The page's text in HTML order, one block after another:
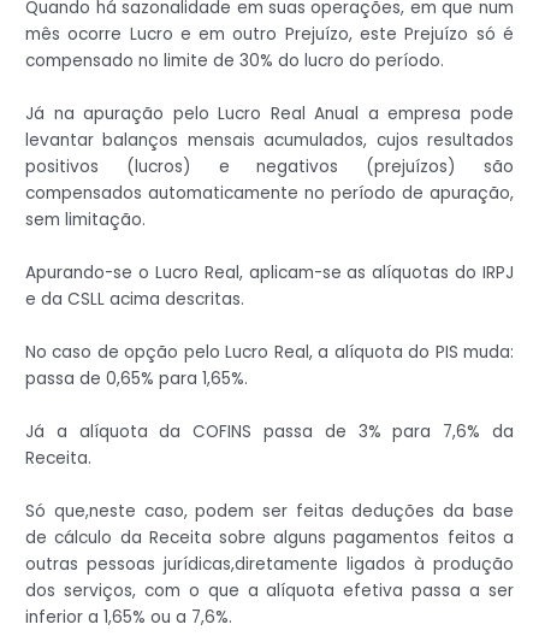
Quando há sazonalidade em suas operações, em que num
mês ocorre Lucro e em outro Prejuízo, este Prejuízo só é
compensado no limite de 30% do lucro do período.
Já na apuração pelo Lucro Real Anual a empresa pode
levantar balanços mensais acumulados, cujos resultados
positivos (lucros) e negativos (prejuízos) são
compensados automaticamente no período de apuração,
sem limitação.
Apurando-se o Lucro Real, aplicam-se as alíquotas do IRPJ
e da CSLL acima descritas.
No caso de opção pelo Lucro Real, a alíquota do PIS muda:
passa de 0,65% para 1,65%.
Já a alíquota da COFINS passa de 3% para 7,6% da
Receita.
Só que,neste caso, podem ser feitas deduções da base
de cálculo da Receita sobre alguns pagamentos feitos a
outras pessoas jurídicas,diretamente ligados à produção
dos serviços, com o que a alíquota efetiva passa a ser
inferior a 1,65% ou a 7,6%.